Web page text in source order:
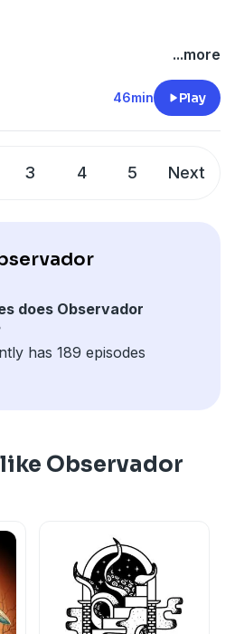
AdsWizz company. See
about our collection
for advertising.
...more
46min Play
3 4 5 Next
does Observador
has 189 episodes
Observador